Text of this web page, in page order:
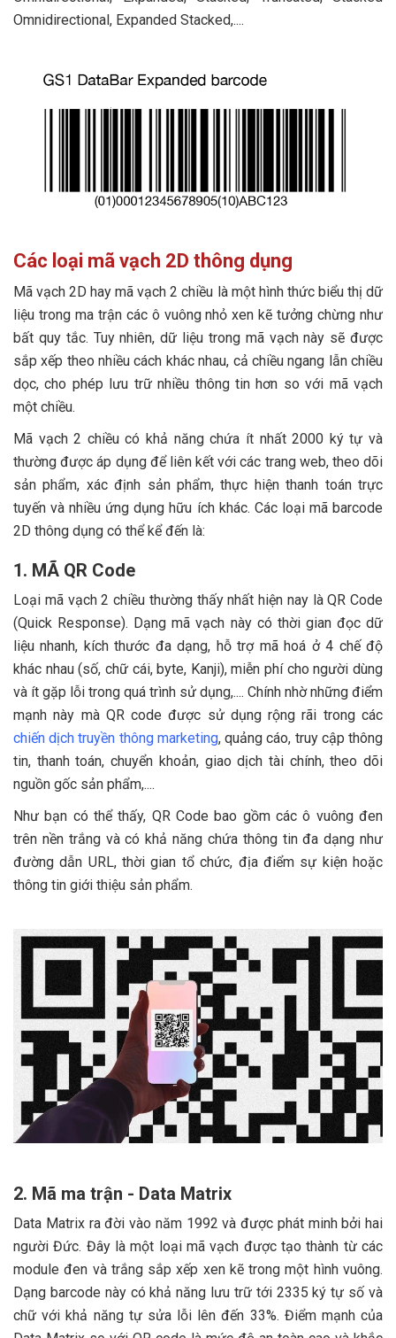
Omnidirectional, Expanded Stacked,....
Các loại mã vạch 2D thông dụng
Mã vạch 2D hay mã vạch 2 chiều là một hình thức biểu thị dữ
liệu trong ma trận các ô vuông nhỏ xen kẽ tưởng chừng như
bất quy tắc. Tuy nhiên, dữ liệu trong mã vạch này sẽ được
sắp xếp theo nhiều cách khác nhau, cả chiều ngang lẫn chiều
dọc, cho phép lưu trữ nhiều thông tin hơn so với mã vạch
một chiều.
Mã vạch 2 chiều có khả năng chứa ít nhất 2000 ký tự và
thường được áp dụng để liên kết với các trang web, theo dõi
sản phẩm, xác định sản phẩm, thực hiện thanh toán trực
tuyến và nhiều ứng dụng hữu ích khác. Các loại mã barcode
2D thông dụng có thể kể đến là:
1. MÃ QR Code
Loại mã vạch 2 chiều thường thấy nhất hiện nay là QR Code
(Quick Response). Dạng mã vạch này có thời gian đọc dữ
liệu nhanh, kích thước đa dạng, hỗ trợ mã hoá ở 4 chế độ
khác nhau (số, chữ cái, byte, Kanji), miễn phí cho người dùng
và ít gặp lỗi trong quá trình sử dụng,.... Chính nhờ những điểm
mạnh này mà QR code được sử dụng rộng rãi trong các
chiến dịch truyền thông marketing, quảng cáo, truy cập thông
tin, thanh toán, chuyển khoản, giao dịch tài chính, theo dõi
nguồn gốc sản phẩm,....
Như bạn có thể thấy, QR Code bao gồm các ô vuông đen
trên nền trắng và có khả năng chứa thông tin đa dạng như
đường dẫn URL, thời gian tổ chức, địa điểm sự kiện hoặc
thông tin giới thiệu sản phẩm.
2. Mã ma trận - Data Matrix
Data Matrix ra đời vào năm 1992 và được phát minh bởi hai
người Đức. Đây là một loại mã vạch được tạo thành từ các
module đen và trắng sắp xếp xen kẽ trong một hình vuông.
Dạng barcode này có khả năng lưu trữ tới 2335 ký tự số và
chữ với khả năng tự sửa lỗi lên đến 33%. Điểm mạnh của